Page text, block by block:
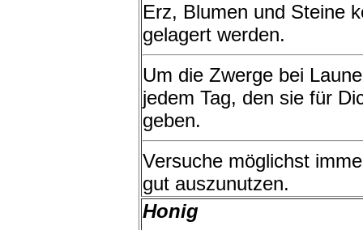
Erz, Blumen und Steine
gelagert werden.
Um die Zwerge bei
jedem Tag, den sie für
geben.
Versuche möglichst
gut auszunutzen.
Honig